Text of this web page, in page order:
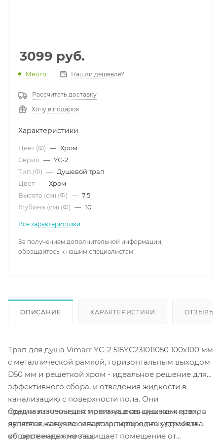
3099 руб.
Много Нашли дешевле?
Рассчитать доставку
Хочу в подарок
Характеристики
Цвет (Ф) — Хром
Серия — YC-2
Тип (Ф) — Душевой трап
Цвет — Хром
Высота (см) (Ф) — 7.5
Глубина (см) (Ф) — 10
Все характеристики
За получением дополнительной информации,
обращайтесь к нашим специалистам!
ОПИСАНИЕ ХАРАКТЕРИСТИКИ ОТЗЫВЫ
Трап для душа Vimarr YC-2 515YC231011050 100х100 мм
с металлической рамкой, горизонтальным выходом
D50 мм и решеткой хром - идеальное решение для
эффективного сбора, и отведения жидкости в
канализацию с поверхности пола. Они
предназначены для монтажа в ванных комнатах,
душевых, санузлах квартир, загородных домов и
общественных местах.
Одним из ключевых преимуществ душевых трапов
является наличие запахозапирающего устройства,
которое надежно защищает помещение от